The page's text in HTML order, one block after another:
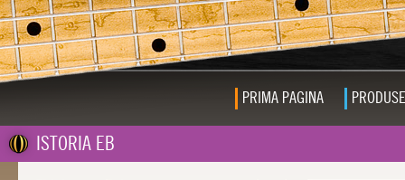
PRIMA PAGINA PRODUSE
ISTORIA EB